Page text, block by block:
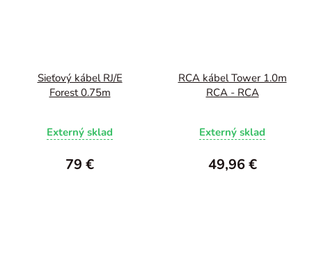
Sieťový kábel RJ/E
Forest 0.75m
Externý sklad
79 €
RCA kábel Tower 1.0m
RCA - RCA
Externý sklad
49,96 €